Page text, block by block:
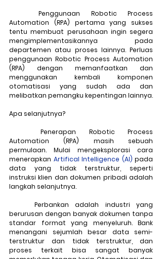
	Penggunaan Robotic Process
Automation (RPA) pertama yang sukses
tentu membuat perusahaan ingin segera
mengimplementasikannya pada
departemen atau proses lainnya. Perluas
penggunaan Robotic Process Automation
(RPA) dengan memanfaatkan dan
menggunakan kembali komponen
otomatisasi yang sudah ada dan
melibatkan pemangku kepentingan lainnya.
Apa selanjutnya?
	Penerapan Robotic Process
Automation (RPA) masih sebuah
permulaan. Mulai mengeksplorasi cara
menerapkan Artifical Intelligence (AI) pada
data yang tidak terstruktur, seperti
instruksi klien dan dokumen pribadi adalah
langkah selanjutnya.
berurusan dengan banyak dokumen tanpa
standar format yang menyeluruh. Bank
menangani sejumlah besar data semi-
terstruktur dan tidak terstruktur, dan
proses terkait bisa sangat banyak